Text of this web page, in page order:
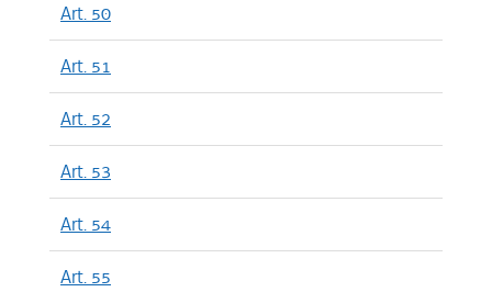
Art. 50
Art. 51
Art. 52
Art. 53
Art. 54
Art. 55